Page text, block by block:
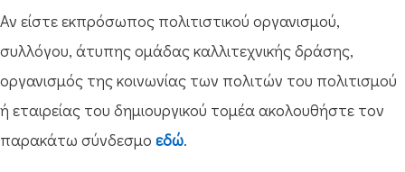
Αν είστε εκπρόσωπος πολιτιστικού οργανισμού,
συλλόγου, άτυπης ομάδας καλλιτεχνικής δράσης,
οργανισμός της κοινωνίας των πολιτών του πολιτισμού
ή εταιρείας του δημιουργικού τομέα ακολουθήστε τον
παρακάτω σύνδεσμο εδώ.